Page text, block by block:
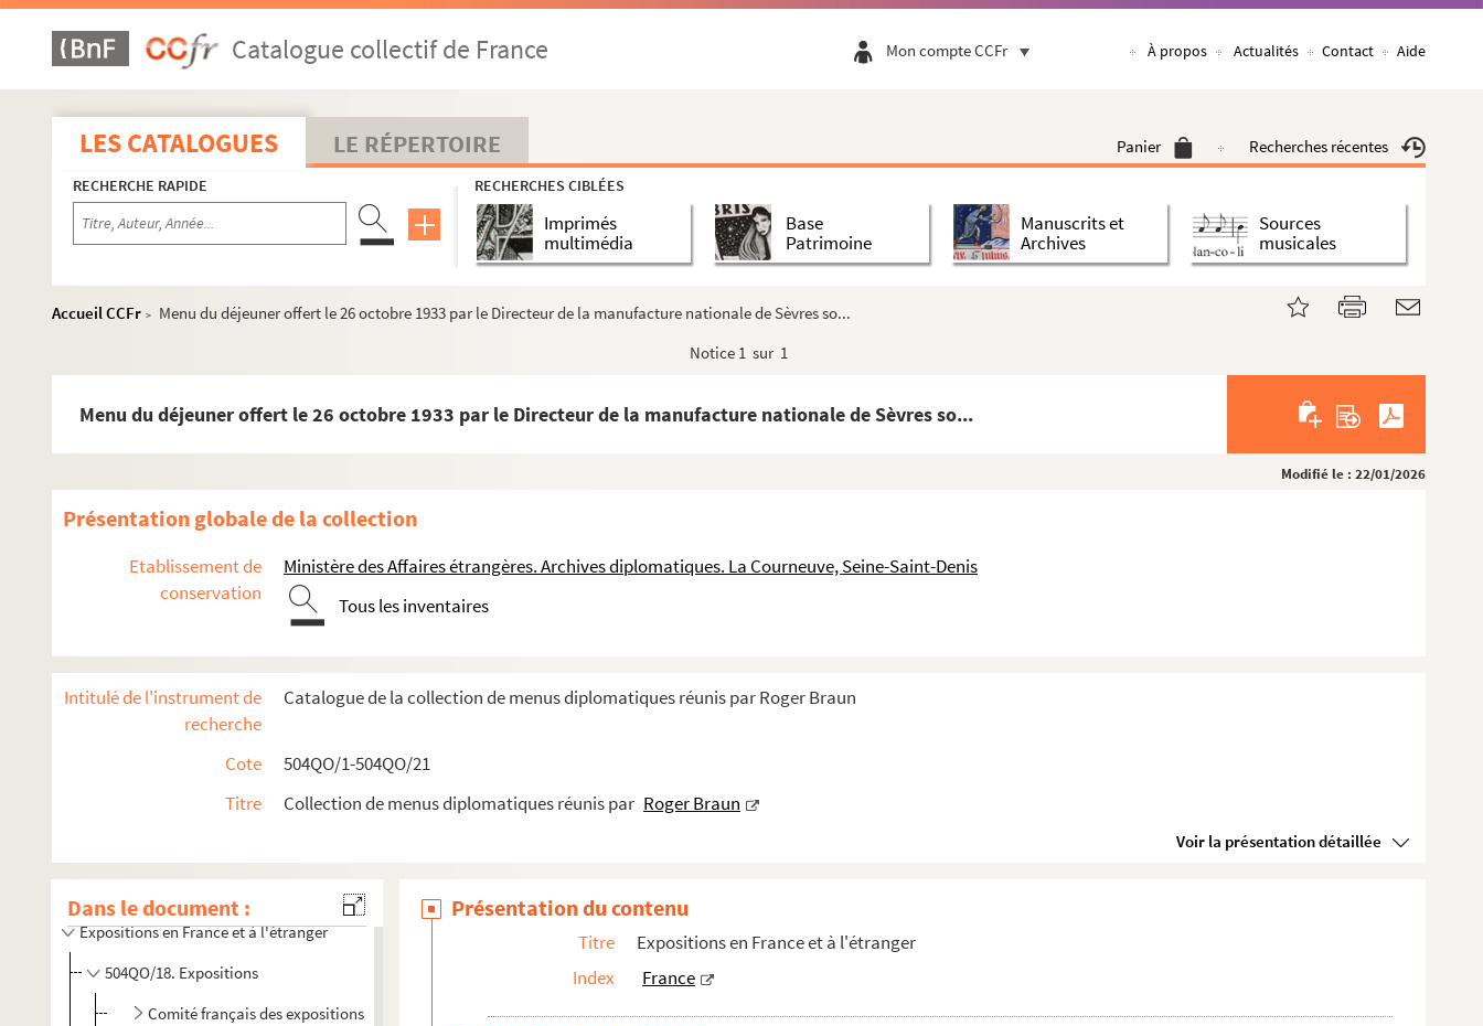
Catalogue collectif de France Mon compte CCFr À propos Actualités Contact Aide
LES CATALOGUES LE RÉPERTOIRE Panier Recherches récentes
RECHERCHE RAPIDE RECHERCHES CIBLÉES
Imprimés
multimédia
Base
Patrimoine
Manuscrits et
Archives
Sources
musicales
Accueil CCFr >
Menu du déjeuner offert le 26 octobre 1933 par le Directeur de la manufacture nationale de Sèvres so...
Notice 1 sur 1
Menu du déjeuner offert le 26 octobre 1933 par le Directeur de la manufacture nationale de Sèvres so...
Modifié le : 22/01/2026
Présentation globale de la collection
Etablissement de
conservation
Ministère des Affaires étrangères. Archives diplomatiques. La Courneuve, Seine-Saint-Denis
Tous les inventaires
Intitulé de l'instrument de
recherche
Catalogue de la collection de menus diplomatiques réunis par Roger Braun
Cote
504QO/1-504QO/21
Titre
Collection de menus diplomatiques réunis par Roger Braun
Voir la présentation détaillée
Dans le document :
Réceptions données par ou pour les Représentations diplomatiques et consulaires de France et étrangè...
Réceptions et voyages présidentiels
Voyages étrangers en France
Expositions en France et à l'étranger
504QO/18. Expositions
Comité français des expositions
Présentation du contenu
Titre
Expositions en France et à l'étranger
Index
France